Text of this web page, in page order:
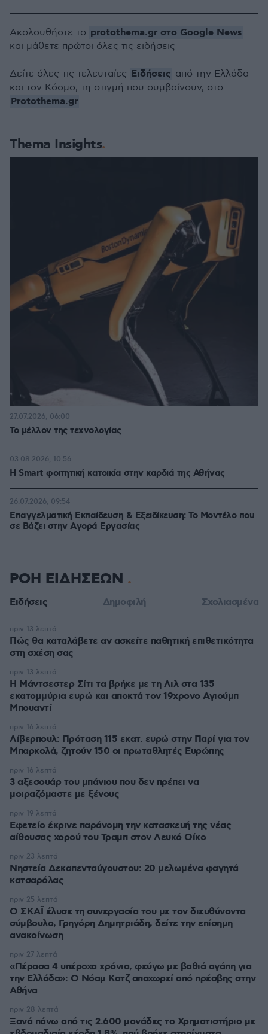
Thema Insights
Το μέλλον της τεχνολογίας
27.07.2026, 06:00
Η Smart φοιτητική κατοικία στην καρδιά της Αθήνας
03.08.2026, 10:56
Επαγγελματική Εκπαίδευση & Εξειδίκευση: Το Mοντέλο που
σε Bάζει στην Aγορά Eργασίας
26.07.2026, 09:54
Ακολουθήστε το protothema.gr στο Google News
και μάθετε πρώτοι όλες τις ειδήσεις
Δείτε όλες τις τελευταίες Ειδήσεις από την Ελλάδα
και τον Κόσμο, τη στιγμή που συμβαίνουν, στο
Protothema.gr
ΡΟΗ ΕΙΔΗΣΕΩΝ
Ειδήσεις Δημοφιλή Σχολιασμένα
Πώς θα καταλάβετε αν ασκείτε παθητική επιθετικότητα
στη σχέση σας
πριν 13 λεπτά
Η Μάντσεστερ Σίτι τα βρήκε με τη Λιλ στα 135
εκατομμύρια ευρώ και αποκτά τον 19χρονο Αγιούμπ
Μπουαντί
πριν 13 λεπτά
Λίβερπουλ: Πρόταση 115 εκατ. ευρώ στην Παρί για τον
Μπαρκολά, ζητούν 150 οι πρωταθλητές Ευρώπης
πριν 16 λεπτά
3 αξεσουάρ του μπάνιου που δεν πρέπει να
μοιραζόμαστε με ξένους
πριν 16 λεπτά
Εφετείο έκρινε παράνομη την κατασκευή της νέας
αίθουσας χορού του Τραμπ στον Λευκό Οίκο
πριν 19 λεπτά
Νηστεία Δεκαπενταύγουστου: 20 μελωμένα φαγητά
κατσαρόλας
πριν 23 λεπτά
Ο ΣΚΑΪ έλυσε τη συνεργασία του με τον διευθύνοντα
σύμβουλο, Γρηγόρη Δημητριάδη, δείτε την επίσημη
ανακοίνωση
πριν 25 λεπτά
«Πέρασα 4 υπέροχα χρόνια, φεύγω με βαθιά αγάπη για
την Ελλάδα»: Ο Νόαμ Κατζ αποχωρεί από πρέσβης στην
Αθήνα
πριν 27 λεπτά
Ξανά πάνω από τις 2.600 μονάδες το Χρηματιστήριο με
πριν 28 λεπτά